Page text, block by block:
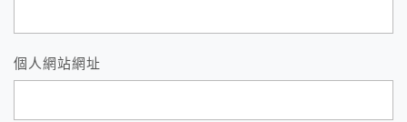
個人網站網址